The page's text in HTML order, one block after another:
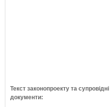
Текст законопроекту та супровідні
документи: